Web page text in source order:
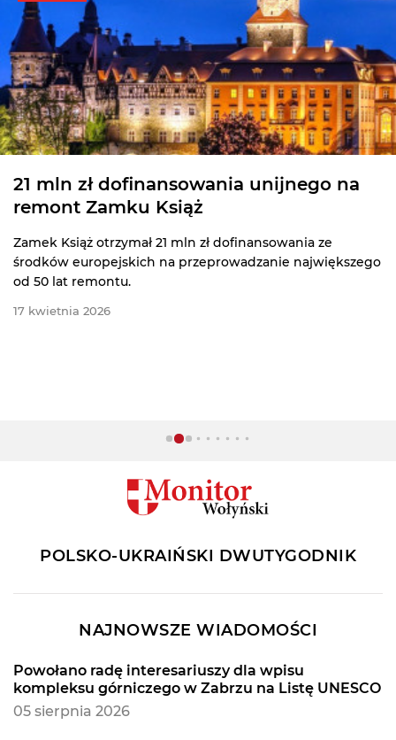
21 mln zł dofinansowania unijnego na
remont Zamku Książ
Zamek Książ otrzymał 21 mln zł dofinansowania ze
środków europejskich na przeprowadzanie największego
od 50 lat remontu.
17 kwietnia 2026
POLSKO-UKRAIŃSKI DWUTYGODNIK
NAJNOWSZE WIADOMOŚCI
Powołano radę interesariuszy dla wpisu
kompleksu górniczego w Zabrzu na Listę UNESCO
05 sierpnia 2026